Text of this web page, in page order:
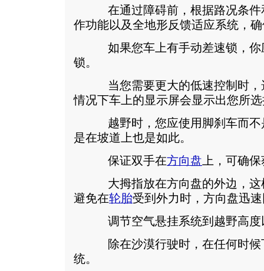
在通过障碍前，根据路况条件
作功能以及全地形反馈适应系统，
如果您车上有手动差速锁，你
锁。
当您需要更大的低速控制时，
情况下车上的显示屏会显示出您所
越野时，您应使用脚刹车而不
是在坡道上也是如此。
保证双手在方向盘 上，可确
大拇指放在方向盘的外边，这
避免在轮胎受到外力时，方向盘迅
调节空气悬挂系统到越野高度
除在沙漠行驶时，在任何时候
统。